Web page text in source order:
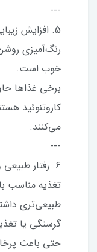
---
5. افزایش زیبایی و رنگ‌آمیزی بدن
رنگ‌آمیزی
خوب است.
برخی غذاها
کاروتنوئید
می‌کنند.
---
6. رفتار طبیعی و کاهش استرس
تغذیه مناسب
طبیعی‌تری
گرسنگی یا
حتی باعث